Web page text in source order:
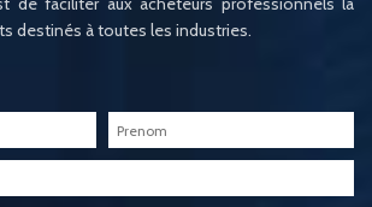
destinés à toutes les industries.